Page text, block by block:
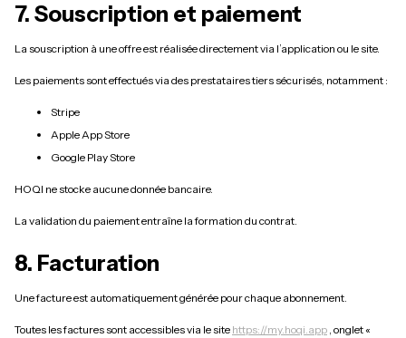
7. Souscription et paiement
La souscription à une offre est réalisée directement via l’application ou le site.
Les paiements sont effectués via des prestataires tiers sécurisés, notamment :
Stripe
Apple App Store
Google Play Store
HOQI ne stocke aucune donnée bancaire.
La validation du paiement entraîne la formation du contrat.
8. Facturation
Une facture est automatiquement générée pour chaque abonnement.
Toutes les factures sont accessibles via le site https://my.hoqi.app , onglet «